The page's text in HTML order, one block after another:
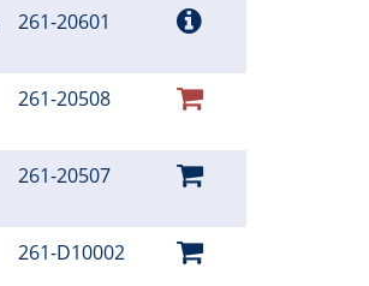
261-20601
261-20508
261-20507
261-D10002